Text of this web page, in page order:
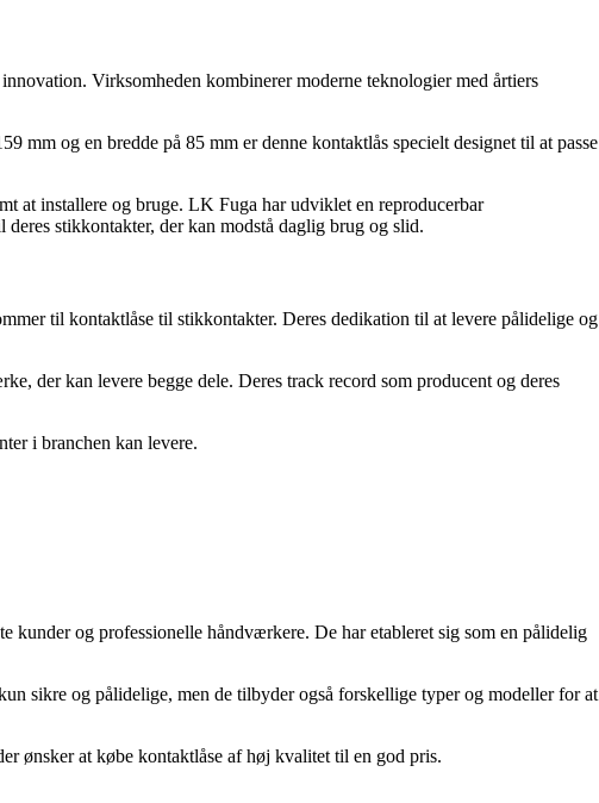
Virksomheden kombinerer moderne teknologier med årtiers
og en bredde på 85 mm er denne kontaktlås specielt designet til at passe
at installere og bruge. LK Fuga har udviklet en reproducerbar
stikkontakter, der kan modstå daglig brug og slid.
til kontaktlåse til stikkontakter. Deres dedikation til at levere pålidelige og
der kan levere begge dele. Deres track record som producent og deres
i branchen kan levere.
og professionelle håndværkere. De har etableret sig som en pålidelig
sikre og pålidelige, men de tilbyder også forskellige typer og modeller for at
ønsker at købe kontaktlåse af høj kvalitet til en god pris.